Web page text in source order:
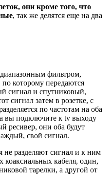
они кроме того, что
, так же делятся еще на два
фильтром,
по которому передаются
сигнал и спутниковый,
сигнал затем в розетке, с
по частотам на оба
вы подключите к tv выходу
ресивер, они оба будут
свой сигнал.
не разделяют сигнал и к ним
коаксиальных кабеля, один,
тарелки, а другой от